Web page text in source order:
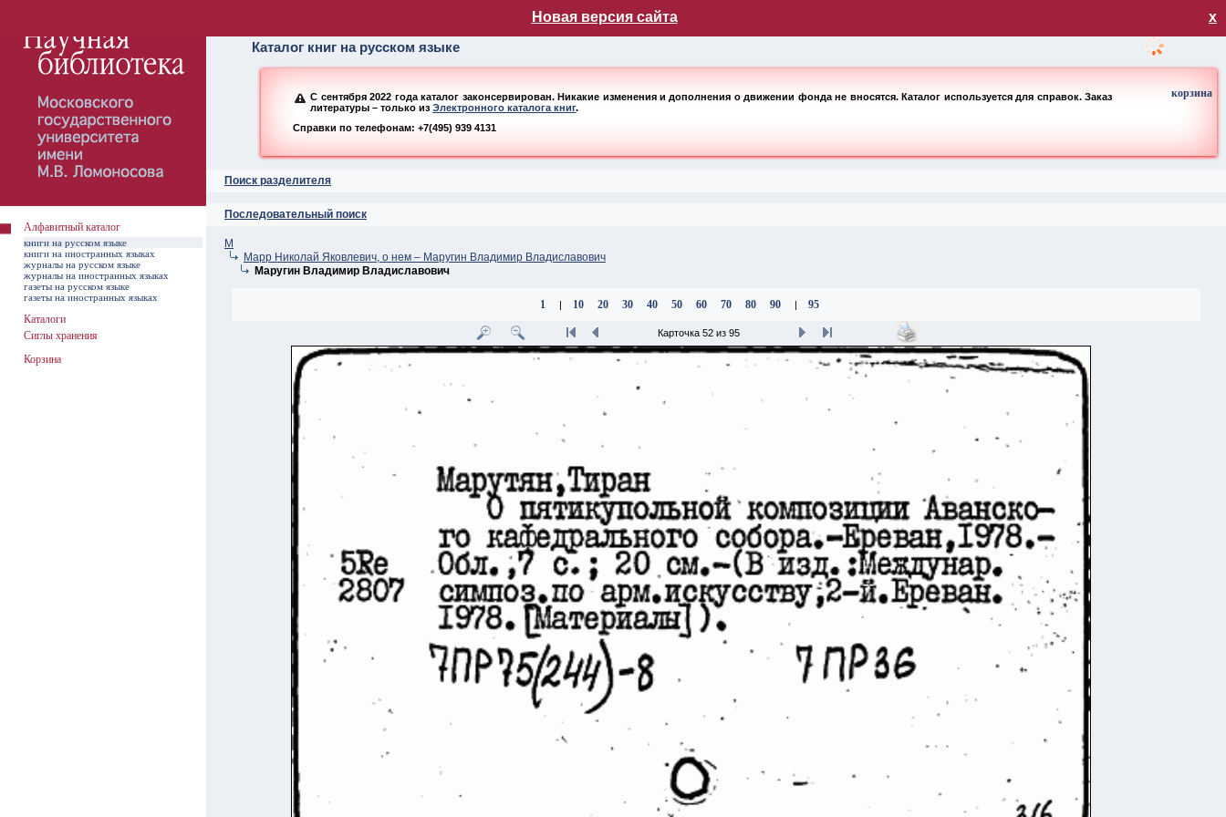
Новая версия сайта х
Каталог книг на русском языке
С сентября 2022 года каталог законсервирован. Никакие изменения и дополнения о движении фонда не вносятся. Каталог используется для справок. Заказ
литературы – только изЭлектронного каталога книг.
Справки по телефонам: +7(495) 939 4131
Поиск разделителя
Последовательный поиск
корзина
М
Марр Николай Яковлевич, о нем – Маругин Владимир Владиславович
Маругин Владимир Владиславович
1 | 10 20 30 40 50 60 70 80 90 | 95
Карточка 52 из 95
Алфавитный каталог
книги на русском языке
книги на иностранных языках
журналы на русском языке
журналы на иностранных языках
газеты на русском языке
газеты на иностранных языках
Каталоги
Сиглы хранения
Корзина